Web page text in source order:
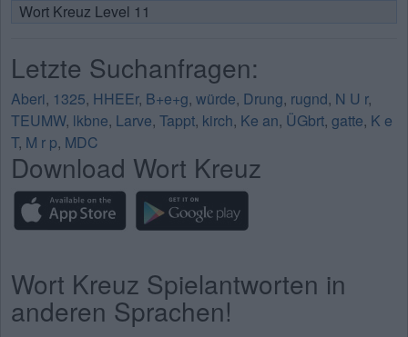
Wort Kreuz Level 11
Letzte Suchanfragen:
Aberi, 1325, HHEEr, B+e+g, würde, Drung, rugnd, N U r,
TEUMW, lkbne, Larve, Tappt, kirch, Ke an, ÜGbrt, gatte, K e
T, M r p, MDC
Download Wort Kreuz
Wort Kreuz Spielantworten in
anderen Sprachen!